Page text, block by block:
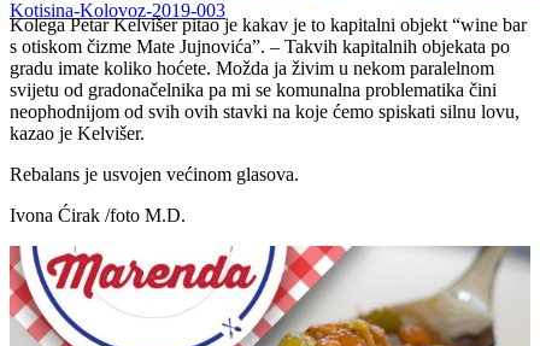
Kotisina-Kolovoz-2019-003
Kolega Petar Kelvišer pitao je kakav je to kapitalni objekt “wine bar
s otiskom čizme Mate Jujnovića”. – Takvih kapitalnih objekata po
gradu imate koliko hoćete. Možda ja živim u nekom paralelnom
svijetu od gradonačelnika pa mi se komunalna problematika čini
neophodnijom od svih ovih stavki na koje ćemo spiskati silnu lovu,
kazao je Kelvišer.
Rebalans je usvojen većinom glasova.
Ivona Ćirak /foto M.D.